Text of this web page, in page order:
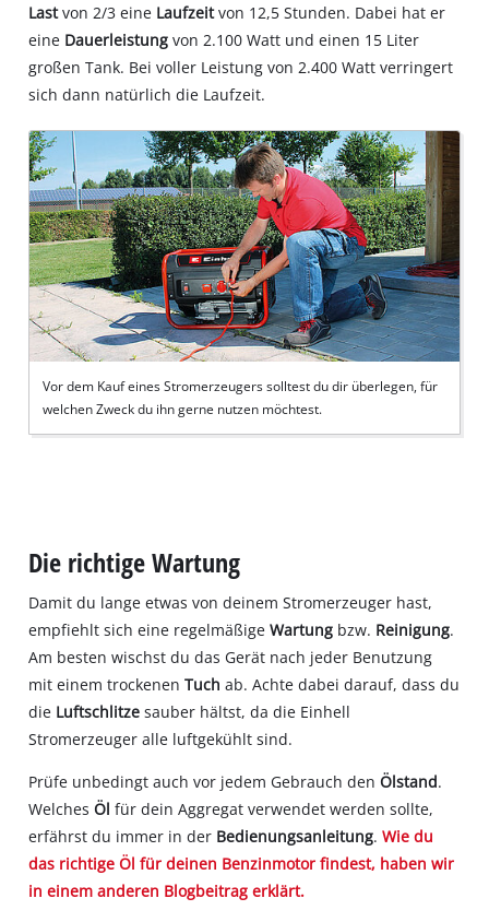
Lastvon 2/3 eine Laufzeitvon 12,5 Stunden. Dabei hat er
eine Dauerleistungvon 2.100 Watt und einen 15 Liter
großen Tank. Bei voller Leistung von 2.400 Watt verringert
sich dann natürlich die Laufzeit.
Vor dem Kauf eines Stromerzeugers solltest du dir überlegen, für
welchen Zweck du ihn gerne nutzen möchtest.
Die richtige Wartung
Damit du lange etwas von deinem Stromerzeuger hast,
empfiehlt sich eine regelmäßigeWartung bzw. Reinigung.
Am besten wischst du das Gerät nach jeder Benutzung
mit einem trockenenTuchab. Achte dabei darauf, dass du
die Luftschlitzesauber hältst, da die Einhell
Stromerzeuger alle luftgekühlt sind.
Prüfe unbedingt auch vor jedem Gebrauch denÖlstand.
WelchesÖlfür dein Aggregat verwendet werden sollte,
erfährst du immer in der Bedienungsanleitung.Wie du
das richtige Öl für deinen Benzinmotor findest, haben wir
in einem anderen Blogbeitrag erklärt.